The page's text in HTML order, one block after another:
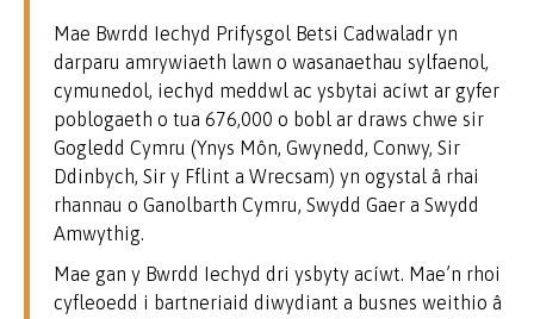
Mae Bwrdd Iechyd Prifysgol Betsi Cadwaladr yn
darparu amrywiaeth lawn o wasanaethau sylfaenol,
cymunedol, iechyd meddwl ac ysbytai acíwt ar gyfer
poblogaeth o tua 676,000 o bobl ar draws chwe sir
Gogledd Cymru (Ynys Môn, Gwynedd, Conwy, Sir
Ddinbych, Sir y Fflint a Wrecsam) yn ogystal â rhai
rhannau o Ganolbarth Cymru, Swydd Gaer a Swydd
Amwythig.
Mae gan y Bwrdd Iechyd dri ysbyty acíwt. Mae’n rhoi
cyfleoedd i bartneriaid diwydiant a busnes weithio â